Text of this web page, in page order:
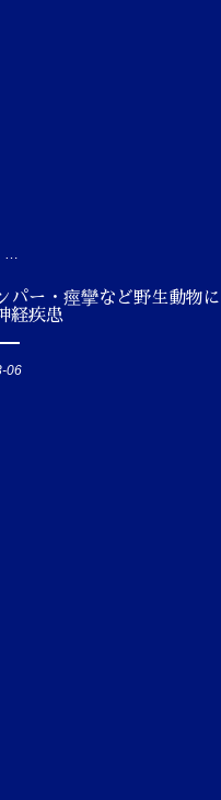
パー・痙攣など野生動物に
経疾患
06